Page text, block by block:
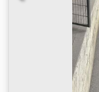
Netaansluiting
draaien van de
schakeling voor